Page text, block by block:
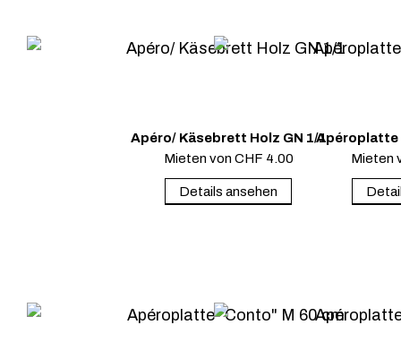
Apéro/ Käsebrett Holz GN 1/1
Mieten von CHF 4.00
Details ansehen
Apéroplatte
Mieten